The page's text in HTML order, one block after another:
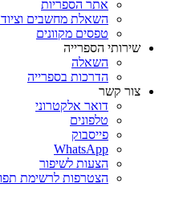
אתר הספריות
השאלת מחשבים וציוד
טפסים מקוונים
שירותי הספרייה
השאלה
הדרכות בספרייה
צור קשר
דואר אלקטרוני
טלפונים
פייסבוק
WhatsApp
הצעות לשיפור
הצטרפות לרשימת